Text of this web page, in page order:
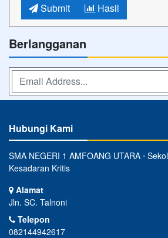
Submit Hasil
Berlangganan
Hubungi Kami
SMA NEGERI 1 AMFOANG UTARA ⋅
Kesadaran Kritis
Alamat
Jln. SC. Talnoni
Telepon
082144942617